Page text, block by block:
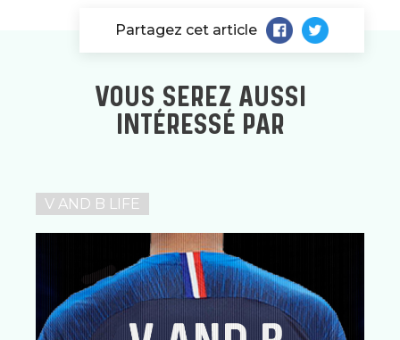
Partagez cet article
VOUS SEREZ AUSSI
INTÉRESSÉ PAR
V AND B LIFE